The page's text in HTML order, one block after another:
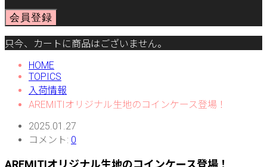
会員登録
只今、カートに商品はございません。
HOME
TOPICS
入荷情報
AREMITIオリジナル生地のコインケース登場！
2025.01.27
コメント: 0
AREMITIオリジナル生地のコインケース登場！